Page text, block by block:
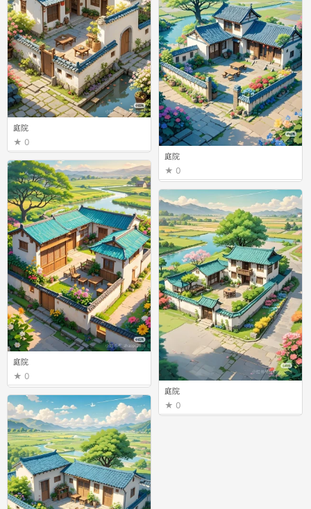
庭院
0
庭院
0
庭院
0
庭院
0